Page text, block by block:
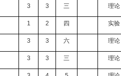
3 3 三 理论
1 2 四 实验
3 3 六 理论
3 3 三 理论